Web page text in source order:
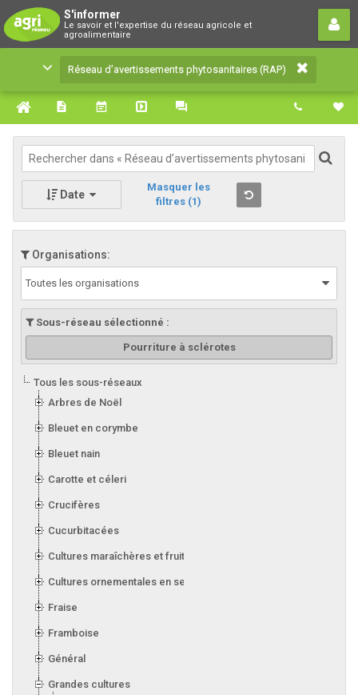
S'informer
Le savoir et l'expertise du réseau agricole et
agroalimentaire
Réseau d’avertissements
phytosanitaires (RAP)
Le savoir et l'expertise du réseau agricole et
agroalimentaire
Réseau d’avertissements phytosanitaires (RAP)
Date
Masquer les
filtres (1)
Organisations:
Toutes les organisations
Sous-réseau sélectionné :
Pourriture à sclérotes
Tous les sous-réseaux
Arbres de Noël
Bleuet en corymbe
Bleuet nain
Carotte et céleri
Crucifères
Cucurbitacées
Cultures maraîchères et fruitières en serre
Cultures ornementales en serre
Fraise
Framboise
Général
Grandes cultures